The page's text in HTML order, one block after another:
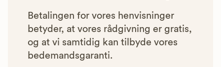
Betalingen for vores henvisninger
betyder, at vores rådgivning er gratis,
og at vi samtidig kan tilbyde vores
bedemandsgaranti.